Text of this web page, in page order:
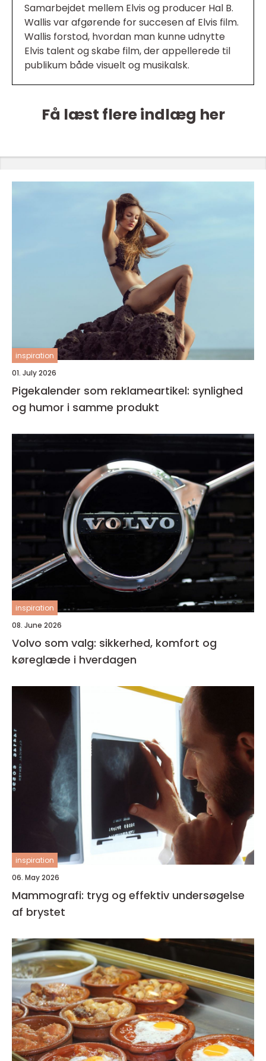
Samarbejdet mellem Elvis og producer Hal B.
Wallis var afgørende for succesen af Elvis film.
Wallis forstod, hvordan man kunne udnytte
Elvis talent og skabe film, der appellerede til
publikum både visuelt og musikalsk.
Få læst flere indlæg her
inspiration
01. July 2026
Pigekalender som reklameartikel: synlighed
og humor i samme produkt
inspiration
08. June 2026
Volvo som valg: sikkerhed, komfort og
køreglæde i hverdagen
inspiration
06. May 2026
Mammografi: tryg og effektiv undersøgelse
af brystet